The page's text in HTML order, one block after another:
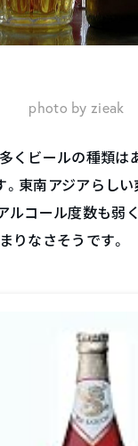
photo by zieak
くビールの種類は
。東南アジアらし
ルコール度数も弱
りなさそうです。